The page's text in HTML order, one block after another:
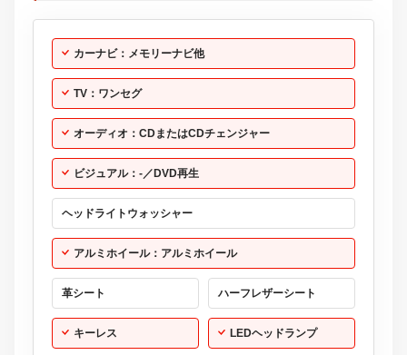
カーナビ：メモリーナビ他
TV：ワンセグ
オーディオ：CDまたはCDチェンジャー
ビジュアル：-／DVD再生
ヘッドライトウォッシャー
アルミホイール：アルミホイール
革シート ハーフレザーシート
キーレス LEDヘッドランプ